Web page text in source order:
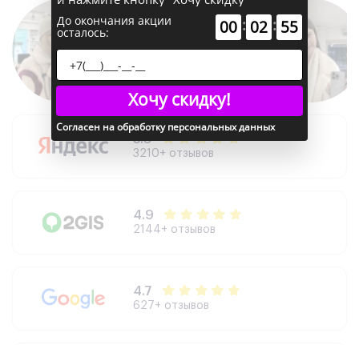
5.0
3210+ отзывов
4.9
2144+ отзывов
4.7
627+ отзывов
До окончания акции
осталось: 00 : 02 : 54
Хочу скидку!
Согласен на обработку персональных данных